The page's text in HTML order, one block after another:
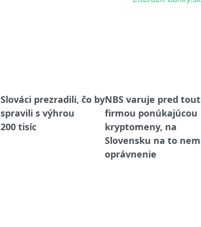
Slováci prezradili, čo by
spravili s výhrou
200 tisíc
NBS varuje pred
firmou ponúkajúcou
kryptomeny, na
Slovensku na to
oprávnenie